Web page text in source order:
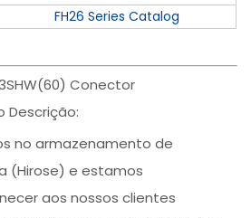
FH26 Series Catalog
Conector
Descrição:
no armazenamento de
(Hirose) e estamos
aos nossos clientes